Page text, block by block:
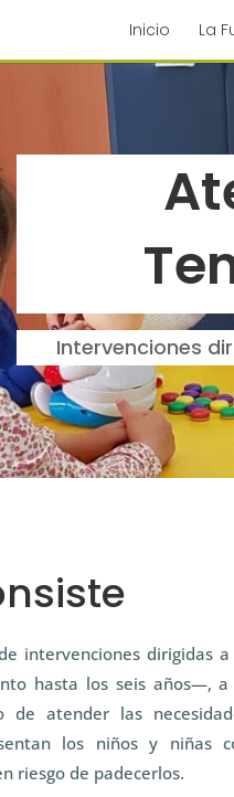
Inicio La
Intervenciones
intervenciones dirigidas a
hasta los seis años—, a
atender las
los niños y niñas
riesgo de padecerlos.